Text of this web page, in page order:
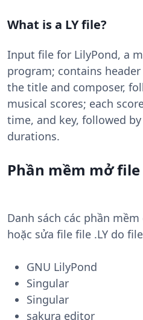
What is a LY file?
Input file for LilyPond, a
program; contains
the title and composer,
musical scores; each
time, and key, followed
durations.
Phần mềm mở file
Danh sách các phần
hoặc sửa file file .LY do
GNU LilyPond
Singular
Singular
sakura editor